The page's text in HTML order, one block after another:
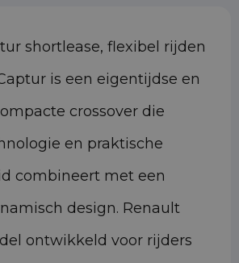
shortlease, flexibel rijden
is een eigentijdse en
crossover die
en praktische
combineert met een
design. Renault
ontwikkeld voor rijders